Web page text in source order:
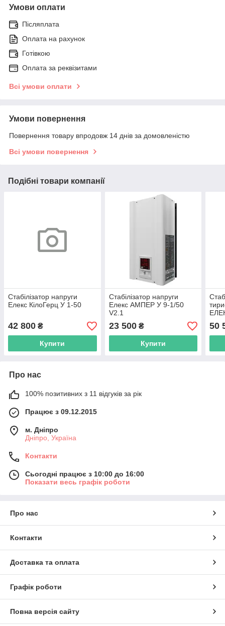
Умови оплати
Післяплата
Оплата на рахунок
Готівкою
Оплата за реквізитами
Всі умови оплати
Умови повернення
Повернення товару впродовж 14 днів за домовленістю
Всі умови повернення
Подібні товари компанії
Стабілізатор напруги
Елекс КілоГерц У 1-50
42 800 ₴
Купити
Стабілізатор напруги
Елекс АМПЕР У 9-1/50
V2.1
23 500₴
Купити
1/
50
Про нас
100% позитивних з 11 відгуків за рік
Працює з 09.12.2015
м. Дніпро
Дніпро, Україна
Контакти
Сьогодні працює з 10:00 до 16:00
Показати весь графік роботи
Про нас
Контакти
Доставка та оплата
Графік роботи
Повна версія сайту